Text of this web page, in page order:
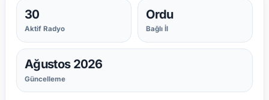
30
Aktif Radyo
Ordu
Bağlı İl
Ağustos 2026
Güncelleme